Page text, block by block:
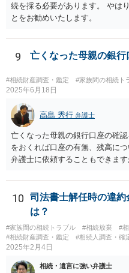
続を採る必要があります。 やは
とをお勧めいたします。
9 亡くなった母親の銀行
#相続財産調査・鑑定 #家族間の相続ト
2025年6月18日
高島 秀行 弁護士
亡くなった母親の銀行口座の確
をおくれば口座の有無、残高に
弁護士に依頼することもできま
高は教えてくれると思います。
であれば、弁護士に相談し依頼
10
司法書士解任時の違
は？
#家族間の相続トラブル #相続放棄 #
#相続財産調査・鑑定
#相続人調査・確
2025年2月4日
相続・遺言に強い弁護士